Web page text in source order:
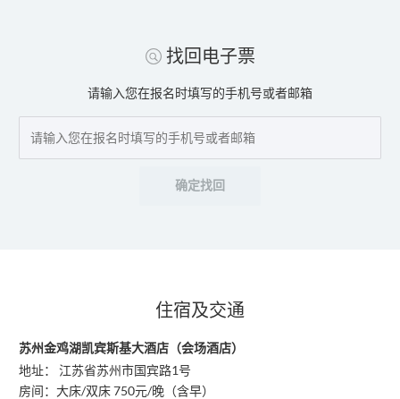
找回电子票
请输入您在报名时填写的手机号或者邮箱
确定找回
住宿及交通
苏州金鸡湖凯宾斯基大酒店（会场酒店）
地址： 江苏省苏州市国宾路1号
房间：大床/双床 750元/晚（含早）